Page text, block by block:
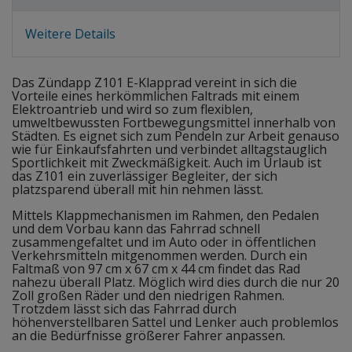
Weitere Details
Das Zündapp Z101 E-Klapprad vereint in sich die
Vorteile eines herkömmlichen Faltrads mit einem
Elektroantrieb und wird so zum flexiblen,
umweltbewussten Fortbewegungsmittel innerhalb von
Städten. Es eignet sich zum Pendeln zur Arbeit genauso
wie für Einkaufsfahrten und verbindet alltagstauglich
Sportlichkeit mit Zweckmäßigkeit. Auch im Urlaub ist
das Z101 ein zuverlässiger Begleiter, der sich
platzsparend überall mit hin nehmen lässt.
Mittels Klappmechanismen im Rahmen, den Pedalen
und dem Vorbau kann das Fahrrad schnell
zusammengefaltet und im Auto oder in öffentlichen
Verkehrsmitteln mitgenommen werden. Durch ein
Faltmaß von 97 cm x 67 cm x 44 cm findet das Rad
nahezu überall Platz. Möglich wird dies durch die nur 20
Zoll großen Räder und den niedrigen Rahmen.
Trotzdem lässt sich das Fahrrad durch
höhenverstellbaren Sattel und Lenker auch problemlos
an die Bedürfnisse größerer Fahrer anpassen.